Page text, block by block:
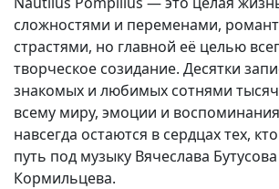
сложностями и переменами,
страстями, но главной её целью
творческое созидание. Десятки
знакомых и любимых сотнями
всему миру, эмоции и
навсегда остаются в сердцах тех,
путь под музыку Вячеслава
Кормильцева.